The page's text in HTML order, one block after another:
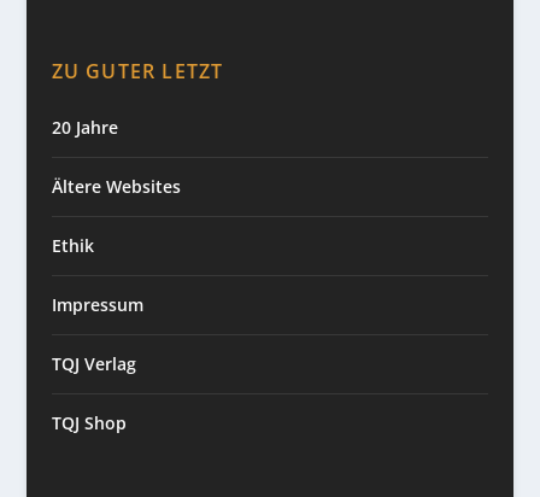
ZU GUTER LETZT
20 Jahre
Ältere Websites
Ethik
Impressum
TQJ Verlag
TQJ Shop